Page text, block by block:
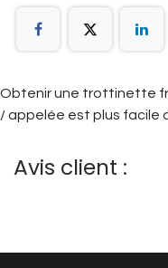
Obtenir une trottinette
/ appelée est plus facile
Avis client :